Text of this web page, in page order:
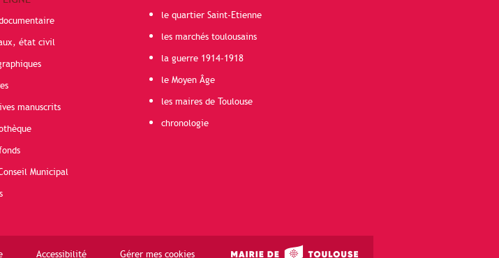
état civil
manuscrits
Municipal
le quartier Saint-Etienne
les marchés toulousains
la guerre 1914-1918
le Moyen Âge
les maires de Toulouse
chronologie
Accessibilité Gérer mes cookies